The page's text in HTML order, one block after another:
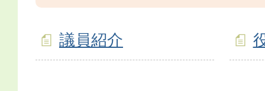
議員紹介